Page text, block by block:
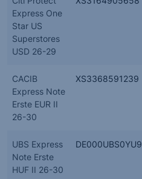
Express One
Star US
Superstores
USD 26-29
CACIB
Express Note
Erste EUR II
26-30
XS3368591239
UBS Express
Note Erste
HUF II 26-30
DE000UBS0YU9